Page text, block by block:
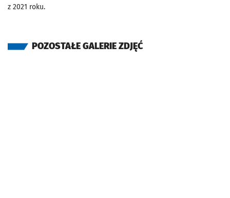
z 2021 roku.
POZOSTAŁE GALERIE ZDJĘĆ